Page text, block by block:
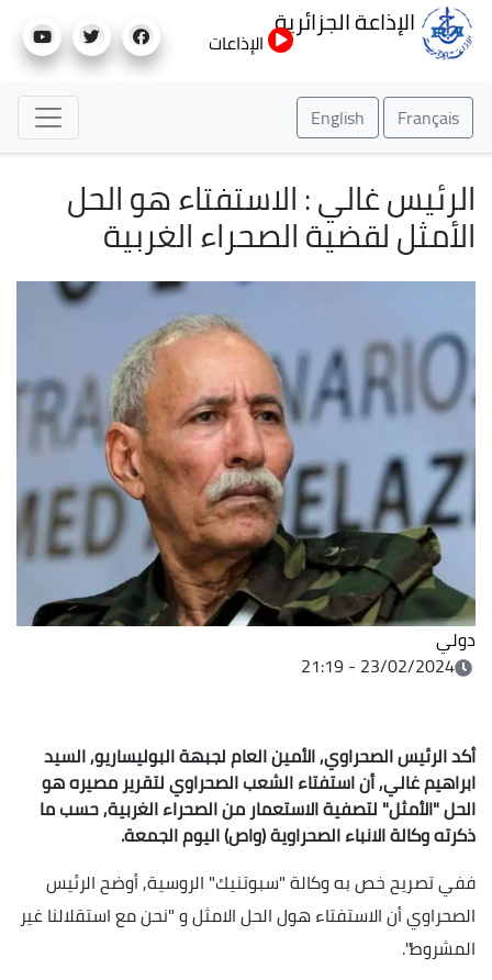
إلى
الإذاعة الجزائرية
الإذاعات
Français
English
الرئيس غالي : الاستفتاء هو الحل
الأمثل لقضية الصحراء الغربية
دولي
23/02/2024 - 21:19
أكد الرئيس الصحراوي, الأمين العام لجبهة البوليساريو, السيد
ابراهيم غالي, أن استفتاء الشعب الصحراوي لتقرير مصيره هو
الحل "الأمثل" لتصفية الاستعمار من الصحراء الغربية, حسب ما
ذكرته وكالة الانباء الصحراوية (واص) اليوم الجمعة.
ففي تصريح خص به وكالة "سبوتنيك" الروسية, أوضح الرئيس
الصحراوي أن الاستفتاء هول الحل الامثل و "نحن مع استقلالنا غير
المشروط".